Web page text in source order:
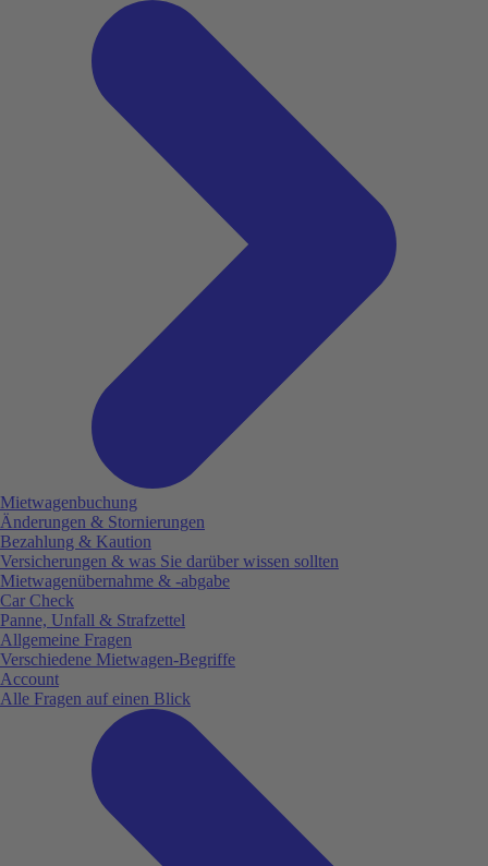
Mietwagenbuchung
Änderungen & Stornierungen
Bezahlung & Kaution
Versicherungen & was Sie darüber wissen sollten
Mietwagenübernahme & -abgabe
Car Check
Panne, Unfall & Strafzettel
Allgemeine Fragen
Verschiedene Mietwagen-Begriffe
Account
Alle Fragen auf einen Blick